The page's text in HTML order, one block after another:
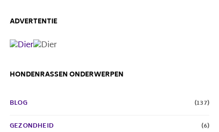
ADVERTENTIE
HONDENRASSEN ONDERWERPEN
BLOG (137)
GEZONDHEID (6)